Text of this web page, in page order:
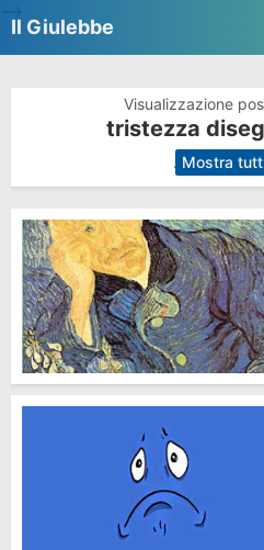
Il Giulebbe
Visualizzazione
tristezza
. Mostra